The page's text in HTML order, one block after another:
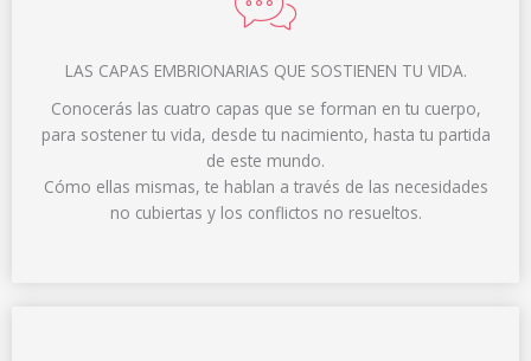
LAS CAPAS EMBRIONARIAS QUE SOSTIENEN TU VIDA.
Conocerás las cuatro capas que se forman en tu cuerpo,
para sostener tu vida, desde tu nacimiento, hasta tu partida
de este mundo.
Cómo ellas mismas, te hablan a través de las necesidades
no cubiertas y los conflictos no resueltos.